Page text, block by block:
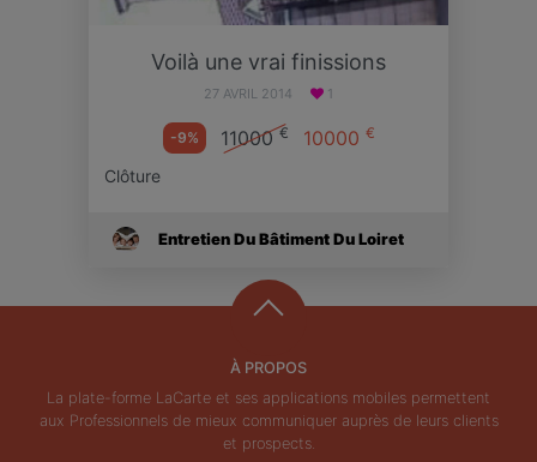
Voilà une vrai finissions
27 AVRIL 2014 1
-9% 11000€ 10000 €
Clôture
Entretien Du Bâtiment Du Loiret
À PROPOS
La plate-forme LaCarte et ses applications mobiles permettent
aux Professionnels de mieux communiquer auprès de leurs clients
et prospects.